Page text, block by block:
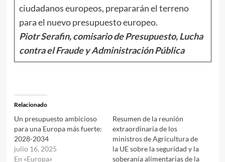
ciudadanos europeos, prepararán el terreno
para el nuevo presupuesto europeo.
Piotr Serafin, comisario de Presupuesto, Lucha
contra el Fraude y Administración Pública
Relacionado
Un presupuesto ambicioso
para una Europa más fuerte:
2028-2034
julio 16, 2025
En «Europa»
Resumen de la reunión
extraordinaria de los
ministros de Agricultura de
la UE sobre la seguridad y la
soberanía alimentarias de la